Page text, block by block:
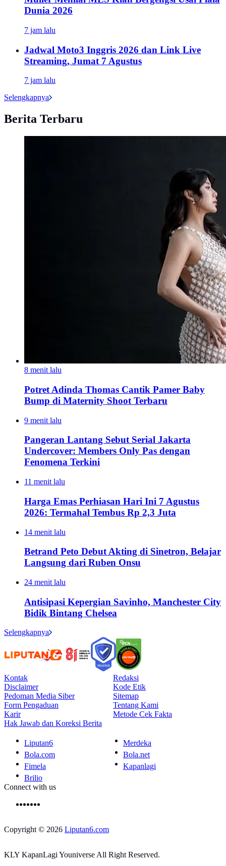
Dunia 2026
7 jam lalu
Jadwal Moto3 Inggris 2026 dan Link Live
Streaming, Jumat 7 Agustus
7 jam lalu
Selengkapnya
Berita Terbaru
8 menit lalu
Potret Adinda Thomas Cantik Pamer Baby
Bump di Maternity Shoot Terbaru
9 menit lalu
Pangeran Lantang Sebut Serial Jakarta
Undercover: Members Only Pas dengan
Fenomena Terkini
11 menit lalu
Harga Emas Perhiasan Hari Ini 7 Agustus
2026: Termahal Tembus Rp 2,3 Juta
14 menit lalu
Betrand Peto Debut Akting di Sinetron, Belajar
Langsung dari Ruben Onsu
24 menit lalu
Antisipasi Kepergian Savinho, Manchester City
Bidik Bintang Chelsea
Selengkapnya
Kontak
Redaksi
Disclaimer
Kode Etik
Pedoman Media Siber
Sitemap
Form Pengaduan
Tentang Kami
Karir
Metode Cek Fakta
Hak Jawab dan Koreksi Berita
Liputan6
Merdeka
Bola.com
Bola.net
Fimela
Kapanlagi
Brilio
Connect with us
Copyright © 2026 Liputan6.com
KLY KapanLagi Youniverse All Right Reserved.